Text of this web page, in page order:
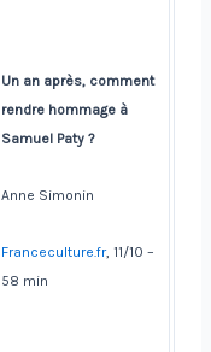
Un an après, comment
rendre hommage à
Samuel Paty ?
Anne Simonin
Franceculture.fr, 11/10 –
58 min